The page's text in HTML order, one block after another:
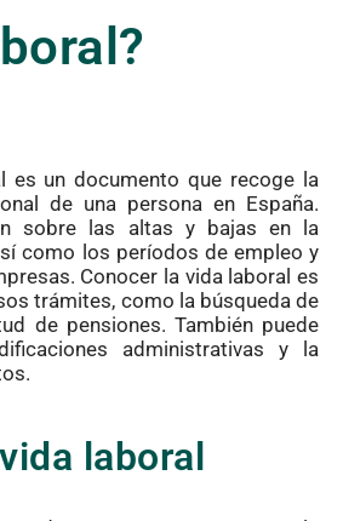
es un documento que recoge la
de una persona en España.
sobre las altas y bajas en la
como los períodos de empleo y
Conocer la vida laboral es
trámites, como la búsqueda de
de pensiones. También puede
administrativas y la
laboral